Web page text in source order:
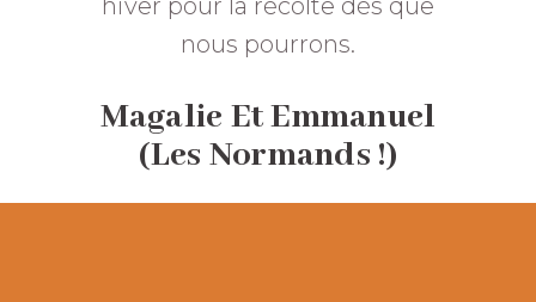
hiver pour la récolte dès que
nous pourrons.
Magalie Et Emmanuel
(les Normands !)